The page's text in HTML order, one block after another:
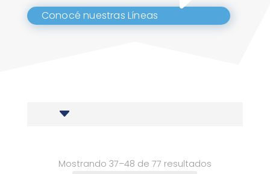
Conocé nuestras Líneas
Mostrando 37–48 de 77 resultados